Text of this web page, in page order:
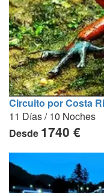
Circuito por Costa
11 Días / 10 Noches
Desde 1740 €